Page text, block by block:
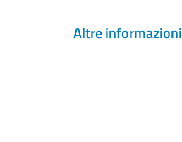
Altre informazioni